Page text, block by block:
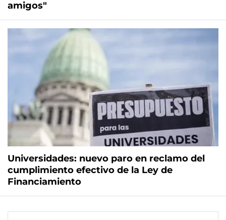
amigos"
Universidades: nuevo paro en reclamo del
cumplimiento efectivo de la Ley de
Financiamiento